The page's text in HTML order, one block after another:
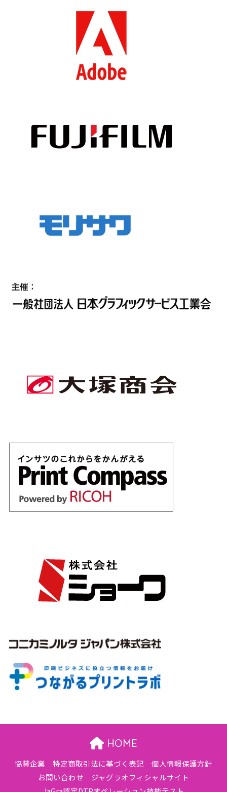
HOME
協賛企業 特定商取引法に基づく表記
個人情報保護方針
お問い合わせ
ジャグラオフィシャルサイト